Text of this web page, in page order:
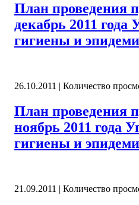
План проведения
декабрь 2011
гигиены и
26.10.2011 | Количество
План проведения
ноябрь 2011 года
гигиены и
21.09.2011 | Количество